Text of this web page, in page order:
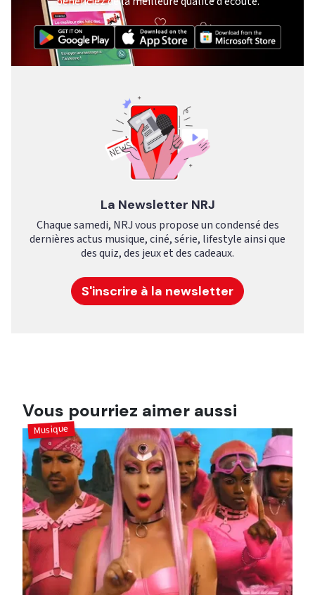
La Newsletter NRJ
Chaque samedi, NRJ vous propose un condensé des
dernières actus musique, ciné, série, lifestyle ainsi que
des quiz, des jeux et des cadeaux.
S'inscrire à la newsletter
Vous pourriez aimer aussi
Musique